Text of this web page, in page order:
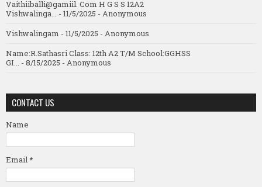
Vaithiiballi@gamiil. Com H G S S 12A2
Vishwalinga... - 11/5/2025 - Anonymous
Vishwalingam - 11/5/2025 - Anonymous
Name:R.Sathasri Class: 12th A2 T/M School:GGHSS
GI... - 8/15/2025 - Anonymous
CONTACT US
Name
Email *